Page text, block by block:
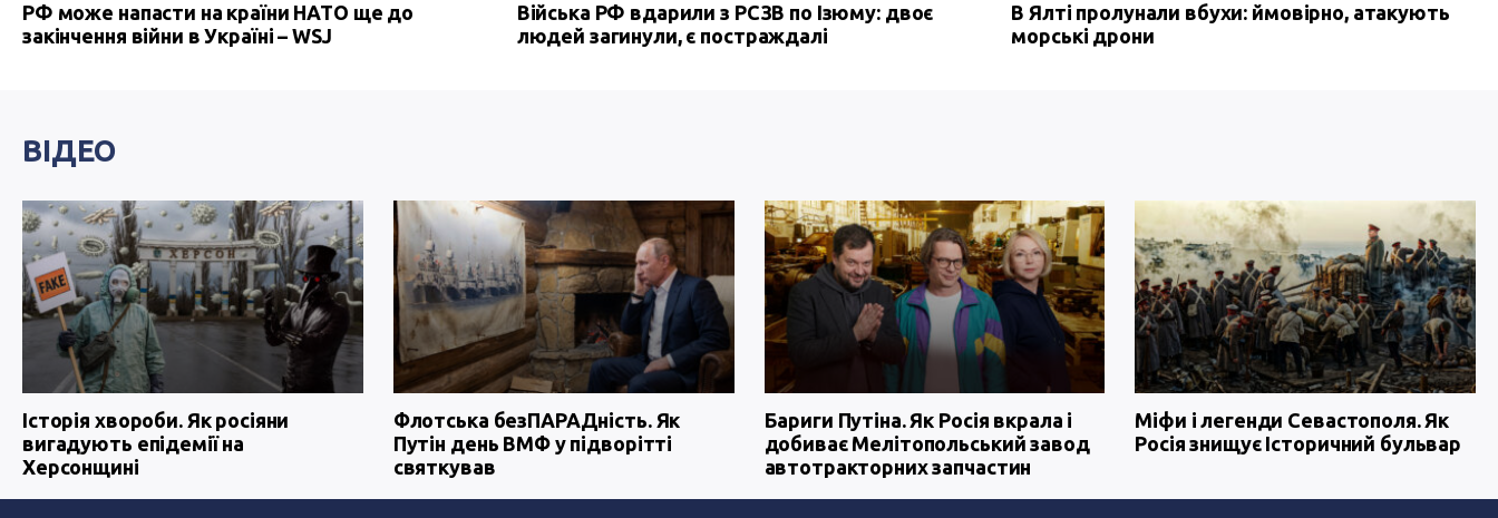
РФ може напасти на країни НАТО ще до
закінчення війни в Україні – WSJ
Війська РФ вдарили з РСЗВ по Ізюму: двоє
людей загинули, є постраждалі
В Ялті пролунали вбухи: ймовірно, атакують
морські дрони
ВІДЕО
Історія хвороби. Як росіяни
вигадують епідемії на
Херсонщині
Флотська безПАРАДність. Як
Путін день ВМФ у підворітті
святкував
Бариги Путіна. Як Росія вкрала і
добиває Мелітопольський завод
автотракторних запчастин
Міфи і легенди Севастополя. Як
Росія знищує Історичний бульвар